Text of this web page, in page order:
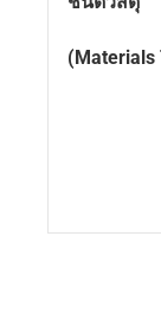
(Materials